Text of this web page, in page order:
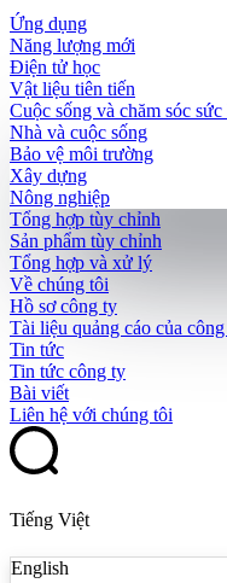
Ứng dụng
Năng lượng mới
Điện tử học
Vật liệu tiên tiến
Cuộc sống và chăm sóc sức
Nhà và cuộc sống
Bảo vệ môi trường
Xây dựng
Nông nghiệp
Tổng hợp tùy chỉnh
Sản phẩm tùy chỉnh
Tổng hợp và xử lý
Về chúng tôi
Hồ sơ công ty
Tài liệu quảng cáo của
Tin tức
Tin tức công ty
Bài viết
Liên hệ với chúng tôi
Tiếng Việt
English